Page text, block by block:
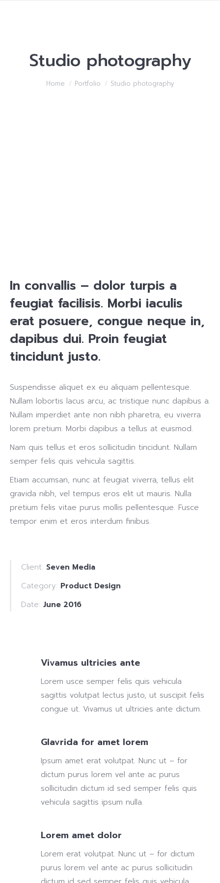
Studio photography
You are here:
Home Portfolio Studio photography
In convallis – dolor turpis a
feugiat facilisis. Morbi iaculis
erat posuere, congue neque in,
dapibus dui. Proin feugiat
tincidunt justo.
Suspendisse aliquet ex eu aliquam pellentesque.
Nullam lobortis lacus arcu, ac tristique nunc dapibus a.
Nullam imperdiet ante non nibh pharetra, eu viverra
lorem pretium. Morbi dapibus a tellus at euismod.
Nam quis tellus et eros sollicitudin tincidunt. Nullam
semper felis quis vehicula sagittis.
Etiam accumsan, nunc at feugiat viverra, tellus elit
gravida nibh, vel tempus eros elit ut mauris. Nulla
pretium felis vitae purus mollis pellentesque. Fusce
tempor enim et eros interdum finibus.
Client: Seven Media
Category: Product Design
Date: June 2016
Vivamus ultricies ante
Lorem usce semper felis quis vehicula
sagittis volutpat lectus justo, ut suscipit felis
congue ut. Vivamus ut ultricies ante dictum.
Glavrida for amet lorem
Ipsum amet erat volutpat. Nunc ut – for
dictum purus lorem vel ante ac purus
sollicitudin dictum id sed semper felis quis
vehicula sagittis ipsum nulla.
Lorem amet dolor
Lorem erat volutpat. Nunc ut – for dictum
purus lorem vel ante ac purus sollicitudin